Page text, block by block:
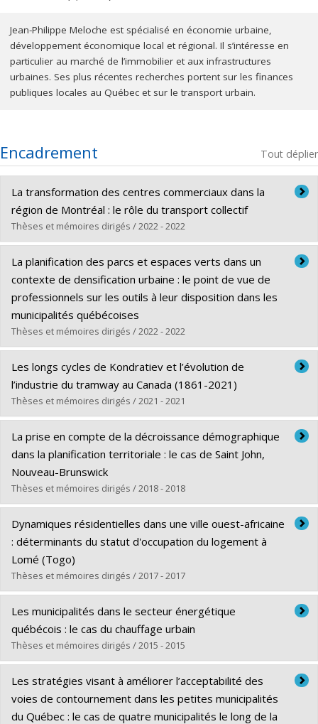
Jean-Philippe Meloche est spécialisé en économie urbaine,
développement économique local et régional. Il s’intéresse en
particulier au marché de l’immobilier et aux infrastructures
urbaines. Ses plus récentes recherches portent sur les finances
publiques locales au Québec et sur le transport urbain.
Encadrement Tout déplier
La transformation des centres commerciaux dans la
région de Montréal : le rôle du transport collectif
Thèses et mémoires dirigés / 2022 - 2022
Diplômé(e) :Vanier, François
Cycle :Maîtrise
Diplôme obtenu : M. Urb.
Lien vers le document dans Papyrus
La planification des parcs et espaces verts dans un
contexte de densification urbaine : le point de vue de
professionnels sur les outils à leur disposition dans les
municipalités québécoises
Thèses et mémoires dirigés / 2022 - 2022
Diplômé(e) :Desfossés, Marianne
Cycle :Maîtrise
Diplôme obtenu :M. Sc.
Lien vers le document dans Papyrus
Les longs cycles de Kondratiev et l’évolution de
l’industrie du tramway au Canada (1861-2021)
Thèses et mémoires dirigés / 2021 - 2021
Diplômé(e) :Barrieau, Pierre
Cycle : Maîtrise
Diplôme obtenu :M. Urb.
Lien vers le document dans Papyrus
La prise en compte de la décroissance démographique
dans la planification territoriale : le cas de Saint John,
Nouveau-Brunswick
Thèses et mémoires dirigés / 2018 - 2018
Diplômé(e) :Benoit, Stéphanie
Cycle :Maîtrise
Diplôme obtenu :
Lien vers le document dans Papyrus
Dynamiques résidentielles dans une ville ouest-africaine
: déterminants du statut d'occupation du logement à
Lomé (Togo)
Thèses et mémoires dirigés / 2017 - 2017
Diplômé(e) :Fiawumor, Senyo
Cycle :Doctorat
Diplôme obtenu :Ph. D.
Lien vers le document dans Papyrus
Les municipalités dans le secteur énergétique
québécois : le cas du chauffage urbain
Thèses et mémoires dirigés / 2015 - 2015
Diplômé(e) :Lachapelle, Patrick
Cycle :Maîtrise
Diplôme obtenu : M. Urb.
Les stratégies visant à améliorer l’acceptabilité des
voies de contournement dans les petites municipalités
du Québec : le cas de quatre municipalités le long de la